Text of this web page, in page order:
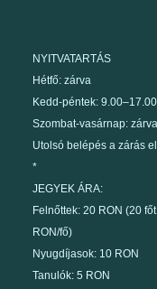
NYITVATARTÁS
Hétfő: zárva
Kedd-péntek: 9.00–17.00
Szombat-vasárnap: zárva
Utolsó belépés a zárás
*
JEGYEK ÁRA:
Felnőttek: 20 RON (20
RON/fő)
Nyugdíjasok: 10 RON
Tanulók: 5 RON